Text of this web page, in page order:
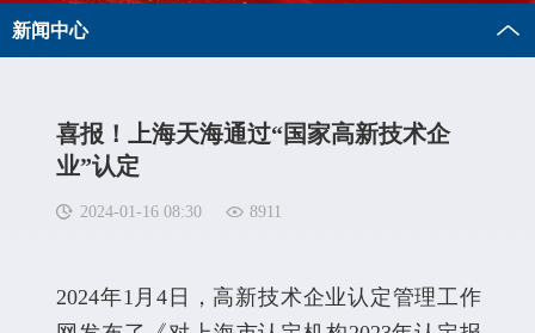
新闻中心
喜报！上海天海通过“国家高新技术企
业”认定
2024-01-16 08:30 8911
2024年1月4日，高新技术企业认定管理工作